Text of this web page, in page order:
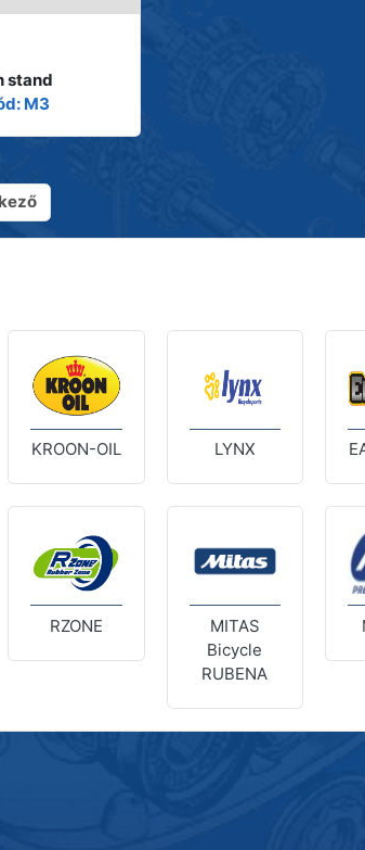
stand
M3
KROON-OIL LYNX
RZONE
MITAS
Bicycle
RUBENA